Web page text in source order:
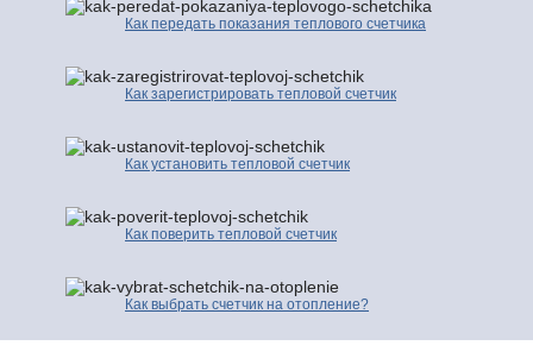
Как передать показания теплового счетчика
Как зарегистрировать тепловой счетчик
Как установить тепловой счетчик
Как поверить тепловой счетчик
Как выбрать счетчик на отопление?